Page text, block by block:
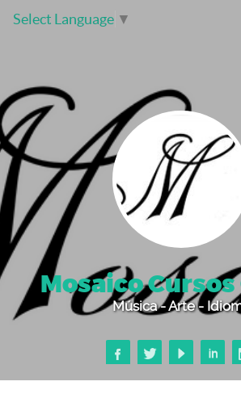
Select Language ▼
Mosaico
Música - Arte -